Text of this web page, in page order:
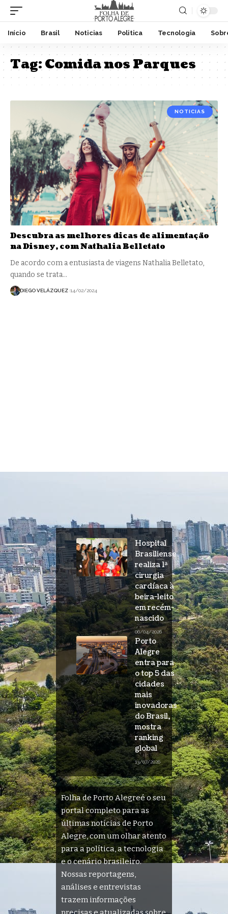
Início Brasil Noticias Politica Tecnologia
Tag:Comida nos Parques
NOTICIAS
Descubra as melhores dicas de alimentação
na Disney, com Nathalia Belletato
De acordo com a entusiasta de viagens Nathalia Belletato,
quando se trata…
DIEGO VELÁZQUEZ 14/02/2024
Hospital
Brasiliense
realiza 1ª
cirurgia
cardíaca à
beira-leito
em recém-
nascido
06/04/2026
Porto
Alegre
entra para
o top 5 das
cidades
mais
inovadoras
do Brasil,
mostra
ranking
global
13/07/2026
Folha de Porto Alegreé o seu
portal completo para as
últimas notícias de Porto
Alegre, com um olhar atento
para a política, a tecnologia
e o cenário brasileiro.
Nossas reportagens,
análises e entrevistas
trazem informações